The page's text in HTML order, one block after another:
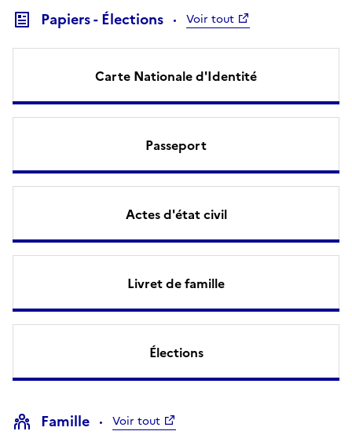
Papiers - Élections Voir tout
Carte Nationale d'Identité
Passeport
Actes d'état civil
Livret de famille
Élections
Famille Voir tout